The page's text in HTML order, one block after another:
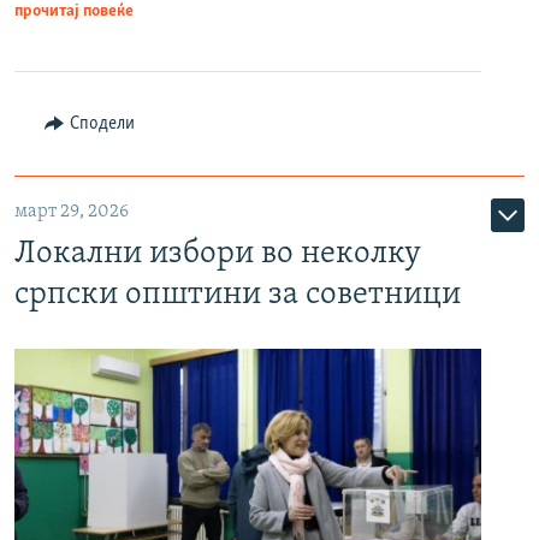
прочитај повеќе
Сподели
март 29, 2026
Локални избори во неколку
српски општини за советници